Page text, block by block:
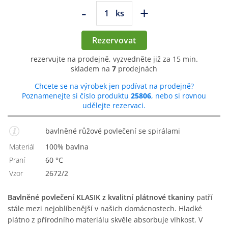
- ks +
Rezervovat
rezervujte na prodejně, vyzvedněte již za 15 min.
skladem na 7 prodejnách
Chcete se na výrobek jen podívat na prodejně?
Poznamenejte si číslo produktu 25806, nebo si rovnou
udělejte rezervaci.
bavlněné růžové povlečení se spirálami
Materiál
100% bavlna
Praní
60 °C
Vzor
2672/2
Bavlněné povlečení KLASIK z kvalitní plátnové tkaniny patří
stále mezi nejoblíbenější v našich domácnostech. Hladké
plátno z přírodního materiálu skvěle absorbuje vlhkost. V